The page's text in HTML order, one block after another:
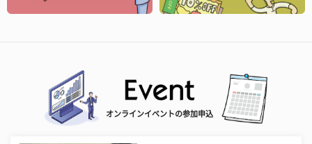
オンラインイベントの参加申込